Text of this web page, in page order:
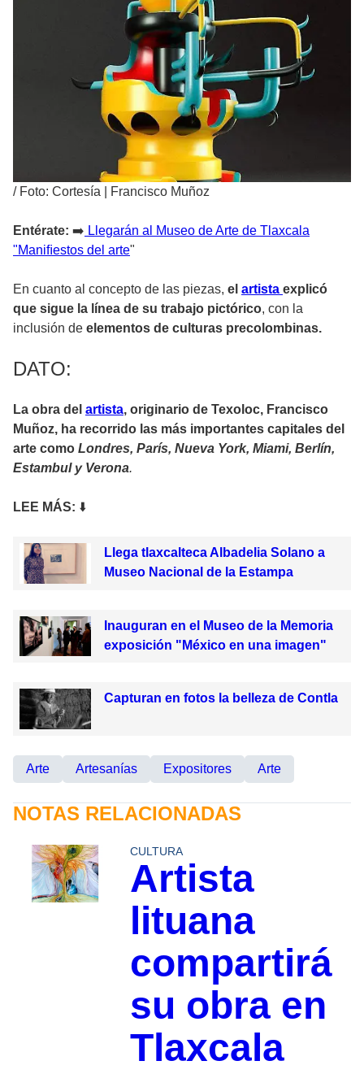
/ Foto: Cortesía | Francisco Muñoz
Entérate: ➡️ Llegarán al Museo de Arte de Tlaxcala
"Maniﬁestos del arte"
En cuanto al concepto de las piezas, el artista explicó
que sigue la línea de su trabajo pictórico, con la
inclusión de elementos de culturas precolombinas.
DATO:
La obra del artista, originario de Texoloc, Francisco
Muñoz, ha recorrido las más importantes capitales del
arte como Londres, París, Nueva York, Miami, Berlín,
Estambul y Verona.
LEE MÁS: ⬇️
Llega tlaxcalteca Albadelia Solano a
Museo Nacional de la Estampa
Inauguran en el Museo de la Memoria
exposición "México en una imagen"
Capturan en fotos la belleza de Contla
Arte Artesanías Expositores Arte
NOTAS RELACIONADAS
CULTURA
Artista
lituana
compartirá
su obra en
Tlaxcala